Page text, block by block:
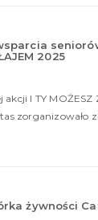
2025
I TY MOŻESZ
zorganizowało
żywności